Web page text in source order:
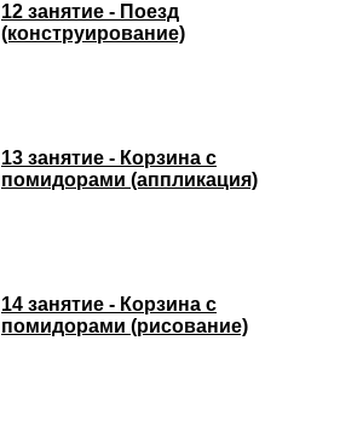
12 занятие - Поезд
(конструирование)
13 занятие - Корзина с
помидорами (аппликация)
14 занятие - Корзина с
помидорами (рисование)